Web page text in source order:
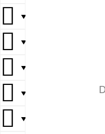
▼
▼
▼
▼
▼